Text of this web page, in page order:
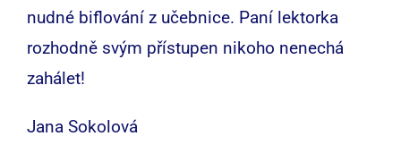
nudné biflování z učebnice. Paní lektorka
rozhodně svým přístupen nikoho nenechá
zahálet!
Jana Sokolová